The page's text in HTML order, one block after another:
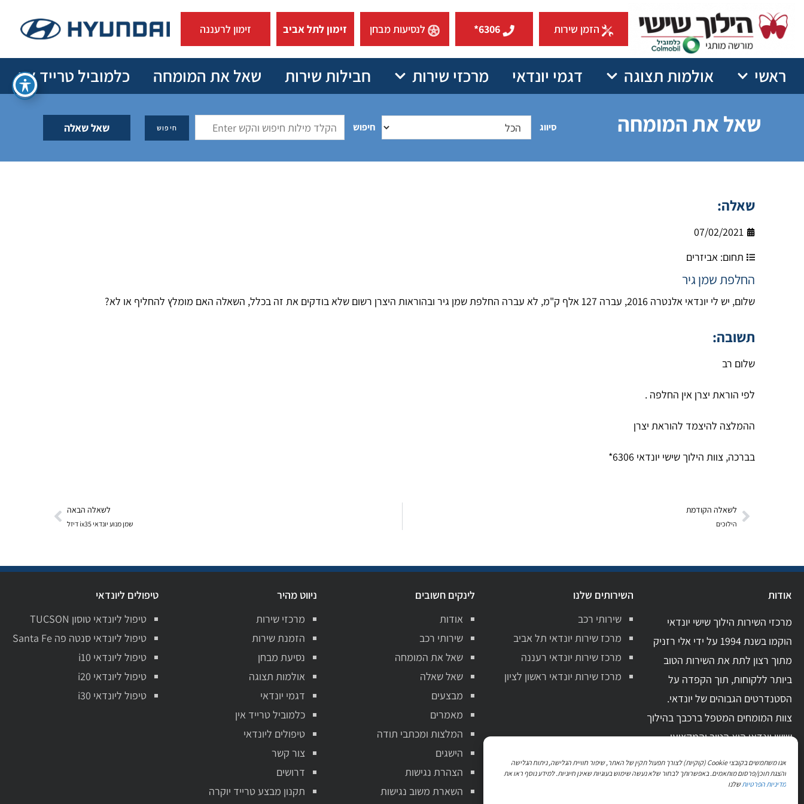
אנו משתמשים בקובצי Cookie (קוקיות) לצורך תפעול תקין של האתר, שיפור חוויית הגלישה, ניתוח הגלישה
והצגת תוכן/פרסום מותאמים. באפשרותך לבחור שלא נעשה שימוש בעוגיות שאינן חיוניות. למידע נוסף ראו את
מדיניות הפרטיותשלנו
הזמן שירות 6306* לנסיעות מבחן זימון לתל אביב זימון לרעננה
ראשי אולמות תצוגה דגמי יונדאי מרכזי שירות חבילות שירות שאל את המומחה כלמוביל טרייד אין
שאל את המומחה סיווג חיפוש שאל שאלה
שאלה:
07/02/2021
תחום: אביזרים
החלפת שמן גיר
שלום, יש לי יונדאי אלנטרה 2016, עברה 127 אלף ק"מ, לא עברה החלפת שמן גיר ובהוראות היצרן רשום שלא בודקים את זה בכלל, השאלה האם מומלץ להחליף או לא?
תשובה:
שלום רב
לפי הוראת יצרן אין החלפה .
ההמלצה להיצמד להוראת יצרן
בברכה, צוות הילוך שישי יונדאי 6306*
לשאלה הקודמת
הילוכים
לשאלה הבאה
שמן מנוע יונדאי ix35 דיזל
אודות
מרכזי השירות הילוך שישי יונדאי
הוקמו בשנת 1994 על ידי אלי רזניק
מתוך רצון לתת את השירות הטוב
ביותר ללקוחות, תוך הקפדה על
הסטנדרטים הגבוהים של יונדאי.
צוות המומחים המטפל ברכבך בהילוך
שישי יונדאי הוא הטוב והמקצועי
וניסיון מעשי רב.
השירותים שלנו
שירותי רכב
מרכז שירות יונדאי תל אביב
מרכז שירות יונדאי רעננה
מרכז שירות יונדאי ראשון לציון
לינקים חשובים
אודות
שירותי רכב
שאל את המומחה
שאל שאלה
מבצעים
מאמרים
המלצות ומכתבי תודה
הישגים
הצהרת נגישות
השארת משוב נגישות
ניווט מהיר
מרכזי שירות
הזמנת שירות
נסיעת מבחן
אולמות תצוגה
דגמי יונדאי
כלמוביל טרייד אין
טיפולים ליונדאי
צור קשר
דרושים
תקנון מבצע טרייד יוקרה
טיפולים ליונדאי
טיפול ליונדאי טוסון TUCSON
טיפול ליונדאי סנטה פה Santa Fe
טיפול ליונדאי i10
טיפול ליונדאי i20
טיפול ליונדאי i30